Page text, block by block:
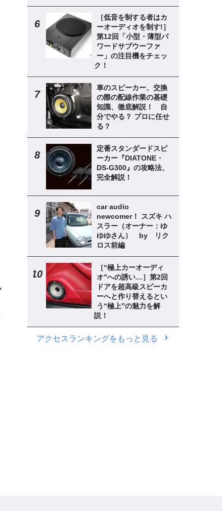
［低音を制する者はカ
ーオーディオを制す!］
第12回「小型・薄型パ
ワードサブウーファ
ー」の注目機をチェッ
ク！
車のスピーカー、交換
の際の配線作業の基礎
知識、徹底解説！ 自
分でやる？ プロに任せ
る？
定番スタンダードスピ
ーカー『DIATONE・
DS-G300』の攻略法、
完全解説！
car audio
newcomer！ スズキ ハ
スラー（オーナー：ゆ
ゆゆさん） by リク
ロス前編
［“極上カーオーディ
オ”への誘い…］第2回
ドアを超高級スピーカ
ーへと作り替えるとい
う“極上”の魅力を解
説！
アクセスランキングをもっと見る